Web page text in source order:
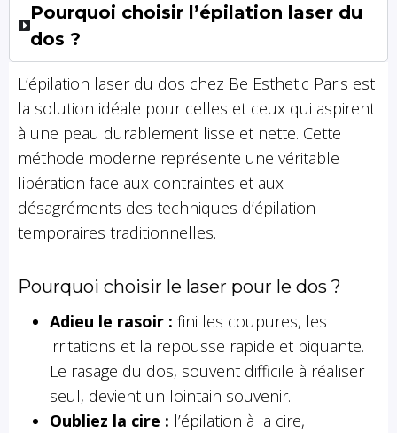
Pourquoi choisir l’épilation laser du
dos ?
L’épilation laser du dos chez Be Esthetic Paris est
la solution idéale pour celles et ceux qui aspirent
à une peau durablement lisse et nette. Cette
méthode moderne représente une véritable
libération face aux contraintes et aux
désagréments des techniques d’épilation
temporaires traditionnelles.
Pourquoi choisir le laser pour le dos ?
Adieu le rasoir : fini les coupures, les
irritations et la repousse rapide et piquante.
Le rasage du dos, souvent difficile à réaliser
seul, devient un lointain souvenir.
Oubliez la cire : l’épilation à la cire,